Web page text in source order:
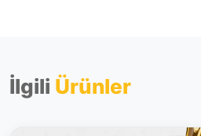
İlgili Ürünler